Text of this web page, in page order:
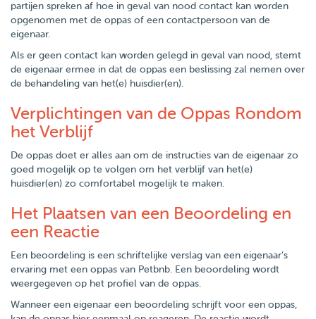
partijen spreken af hoe in geval van nood contact kan worden
opgenomen met de oppas of een contactpersoon van de
eigenaar.
Als er geen contact kan worden gelegd in geval van nood, stemt
de eigenaar ermee in dat de oppas een beslissing zal nemen over
de behandeling van het(e) huisdier(en).
Verplichtingen van de Oppas Rondom
het Verblijf
De oppas doet er alles aan om de instructies van de eigenaar zo
goed mogelijk op te volgen om het verblijf van het(e)
huisdier(en) zo comfortabel mogelijk te maken.
Het Plaatsen van een Beoordeling en
een Reactie
Een beoordeling is een schriftelijke verslag van een eigenaar’s
ervaring met een oppas van Petbnb. Een beoordeling wordt
weergegeven op het profiel van de oppas.
Wanneer een eigenaar een beoordeling schrijft voor een oppas,